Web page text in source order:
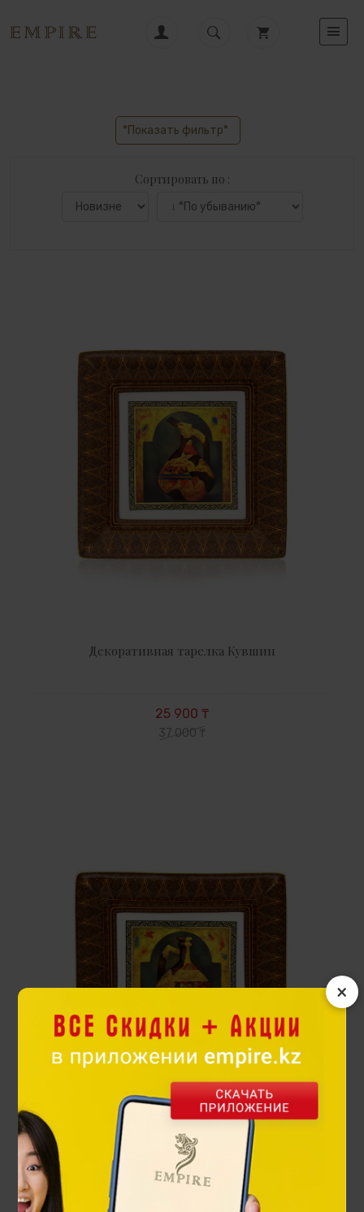
×
°Показать фильтр°
Сортировать по :
Декоративная тарелка Кувшин
25 900 ₸
37 000 ₸
Декоративная тарелка Кувшин